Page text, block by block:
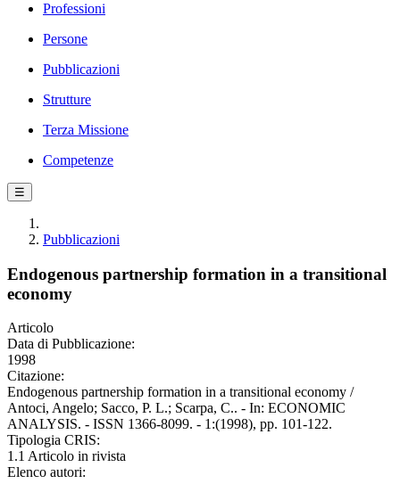
Professioni
Persone
Pubblicazioni
Strutture
Terza Missione
Competenze
☰
Pubblicazioni
Endogenous partnership formation in a transitional
economy
Articolo
Data di Pubblicazione:
1998
Citazione:
Endogenous partnership formation in a transitional economy /
Antoci, Angelo; Sacco, P. L.; Scarpa, C.. - In: ECONOMIC
ANALYSIS. - ISSN 1366-8099. - 1:(1998), pp. 101-122.
Tipologia CRIS:
1.1 Articolo in rivista
Elenco autori: